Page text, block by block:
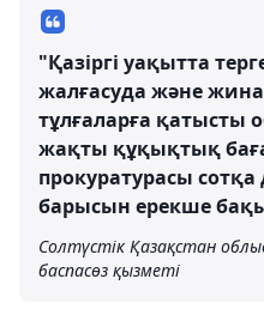
"Қазіргі уақытта
жалғасуда және
тұлғаларға қатысты
жақты құқықтық
прокуратурасы сотқа
барысын ерекше
Солтүстік Қазақстан
баспасөз қызметі